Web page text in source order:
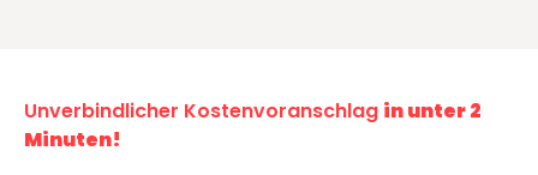
Unverbindlicher Kostenvoranschlag in unter 2
Minuten!